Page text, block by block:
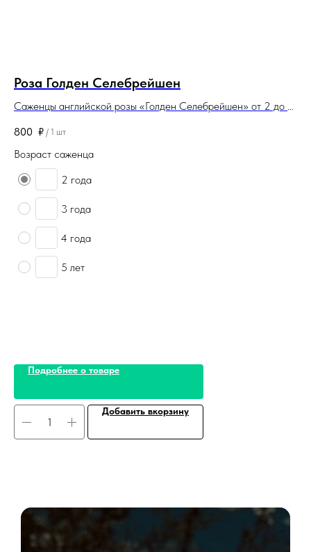
Роза Голден Селебрейшен
Саженцы английской розы «Голден Селебрейшен» от 2 до 5
контейнерах (горшках).
800 ₽ / 1 шт
Возраст саженца
2 года
3 года
4 года
5 лет
Подробнее о товаре
Добавить вкорзину